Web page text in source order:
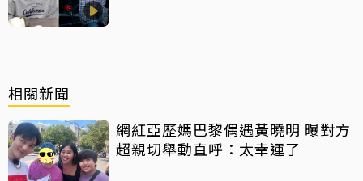
相關新聞
網紅亞歷媽巴黎偶遇黃曉明 曝對方
超親切舉動直呼：太幸運了